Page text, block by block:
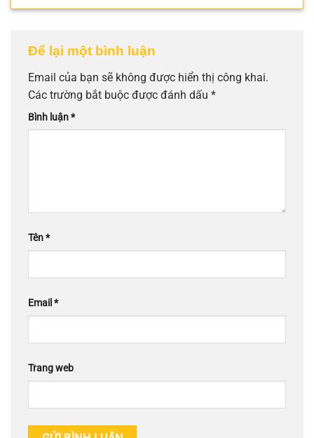
Để lại một bình luận
Email của bạn sẽ không được hiển thị công khai.
Các trường bắt buộc được đánh dấu *
Bình luận*
Tên*
Email *
Trang web